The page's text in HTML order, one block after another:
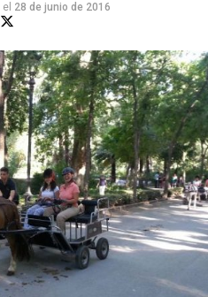
el 28 de junio de 2016